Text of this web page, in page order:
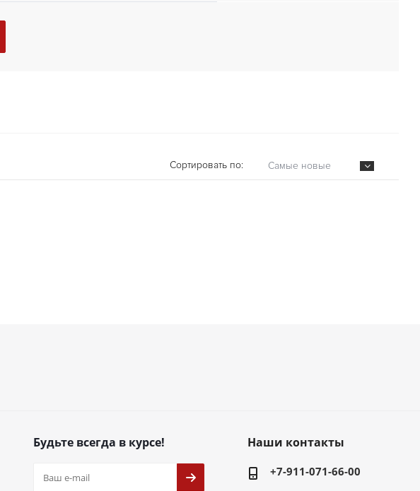
Сортировать по: Самые новые
Будьте всегда в курсе! Наши контакты
+7-911-071-66-00